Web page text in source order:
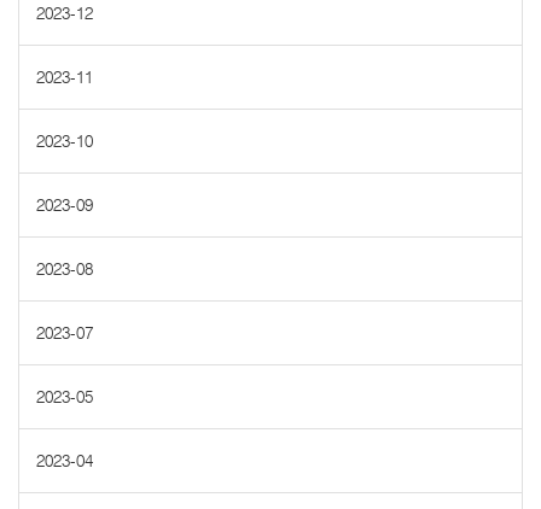
2023-12
2023-11
2023-10
2023-09
2023-08
2023-07
2023-05
2023-04